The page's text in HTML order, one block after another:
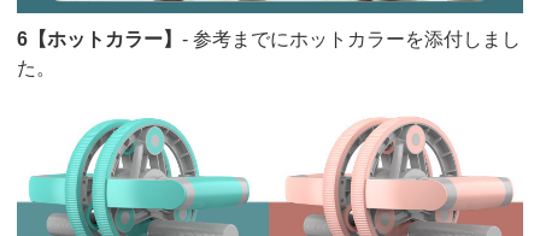
6【ホットカラー】- 参考までにホットカラーを添付しまし
た。